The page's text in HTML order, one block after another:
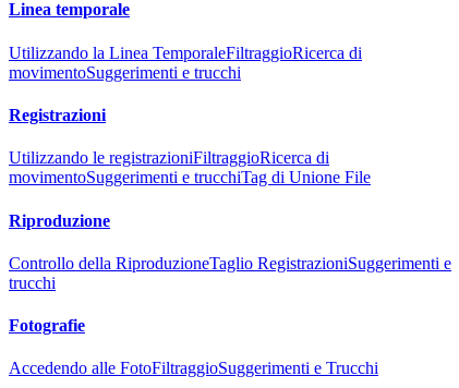
Linea temporale
Utilizzando la Linea TemporaleFiltraggioRicerca di
movimentoSuggerimenti e trucchi
Registrazioni
Utilizzando le registrazioniFiltraggioRicerca di
movimentoSuggerimenti e trucchiTag di Unione File
Riproduzione
Controllo della RiproduzioneTaglio RegistrazioniSuggerimenti e
trucchi
Fotografie
Accedendo alle FotoFiltraggioSuggerimenti e Trucchi